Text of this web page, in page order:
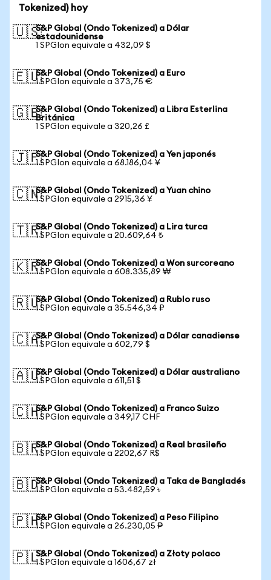
Tokenized) hoy
🇺🇸S&P Global (Ondo Tokenized) a Dólar
estadounidense
1 SPGIon equivale a 432,09 $
🇪🇺S&P Global (Ondo Tokenized) a Euro
1 SPGIon equivale a 373,75 €
🇬🇧S&P Global (Ondo Tokenized) a Libra Esterlina
Británica
1 SPGIon equivale a 320,26 £
🇯🇵S&P Global (Ondo Tokenized) a Yen japonés
1 SPGIon equivale a 68.186,04 ¥
🇨🇳S&P Global (Ondo Tokenized) a Yuan chino
1 SPGIon equivale a 2915,36 ¥
🇹🇷S&P Global (Ondo Tokenized) a Lira turca
1 SPGIon equivale a 20.609,64 ₺
🇰🇷S&P Global (Ondo Tokenized) a Won surcoreano
1 SPGIon equivale a 608.335,89 ₩
🇷🇺S&P Global (Ondo Tokenized) a Rublo ruso
1 SPGIon equivale a 35.546,34 ₽
🇨🇦S&P Global (Ondo Tokenized) a Dólar canadiense
1 SPGIon equivale a 602,79 $
🇦🇺S&P Global (Ondo Tokenized) a Dólar australiano
1 SPGIon equivale a 611,51 $
🇨🇭S&P Global (Ondo Tokenized) a Franco Suizo
1 SPGIon equivale a 349,17 CHF
🇧🇷S&P Global (Ondo Tokenized) a Real brasileño
1 SPGIon equivale a 2202,67 R$
🇧🇩S&P Global (Ondo Tokenized) a Taka de Bangladés
1 SPGIon equivale a 53.482,59 ৳
🇵🇭S&P Global (Ondo Tokenized) a Peso Filipino
1 SPGIon equivale a 26.230,05 ₱
🇵🇱S&P Global (Ondo Tokenized) a Złoty polaco
1 SPGIon equivale a 1606,67 zł